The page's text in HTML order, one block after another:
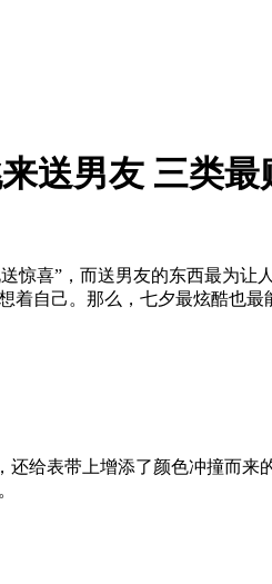
送男友 三类最
喜”，而送男友的东西最为让
自己。那么，七夕最炫酷也
表带上增添了颜色冲撞而来